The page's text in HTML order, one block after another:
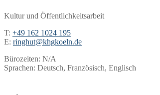
Kultur und Öffentlichkeitsarbeit
T: +49 162 1024 195
E: ringhut@khgkoeln.de
Bürozeiten: N/A
Sprachen: Deutsch, Französisch, Englisch